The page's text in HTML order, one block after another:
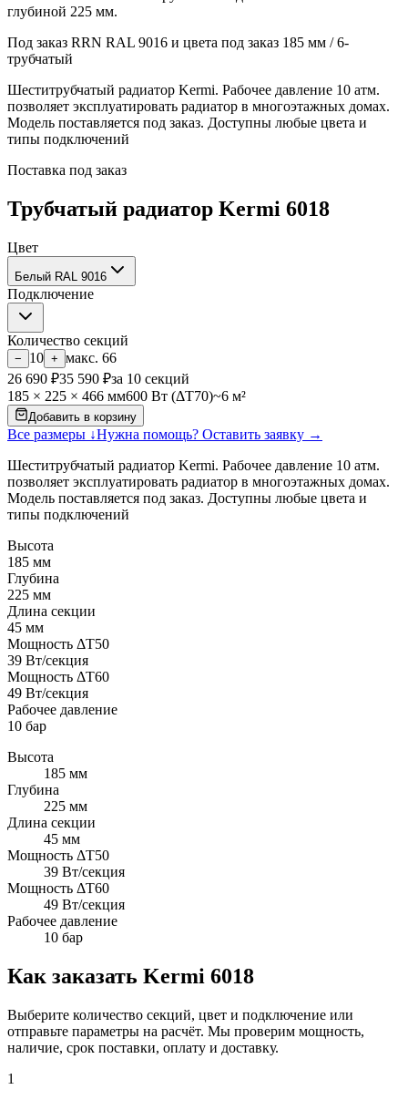
глубиной 225 мм.
Под заказ RRN RAL 9016 и цвета под заказ 185 мм / 6-
трубчатый
Шеститрубчатый радиатор Kermi. Рабочее давление 10 атм.
позволяет эксплуатировать радиатор в многоэтажных домах.
Модель поставляется под заказ. Доступны любые цвета и
типы подключений
Поставка под заказ
Трубчатый радиатор Kermi 6018
Цвет
Белый RAL 9016
Подключение
Количество секций
− 10 + макс. 66
26 690 ₽35 590 ₽за 10 секций
185 × 225 × 466 мм600 Вт (ΔT70)~6 м²
Добавить в корзину
Все размеры ↓Нужна помощь? Оставить заявку →
Шеститрубчатый радиатор Kermi. Рабочее давление 10 атм.
позволяет эксплуатировать радиатор в многоэтажных домах.
Модель поставляется под заказ. Доступны любые цвета и
типы подключений
Высота
185 мм
Глубина
225 мм
Длина секции
45 мм
Мощность ΔT50
39 Вт/секция
Мощность ΔT60
49 Вт/секция
Рабочее давление
10 бар
Высота
185 мм
Глубина
225 мм
Длина секции
45 мм
Мощность ΔT50
39 Вт/секция
Мощность ΔT60
49 Вт/секция
Рабочее давление
10 бар
Как заказать Kermi 6018
Выберите количество секций, цвет и подключение или
отправьте параметры на расчёт. Мы проверим мощность,
наличие, срок поставки, оплату и доставку.
1